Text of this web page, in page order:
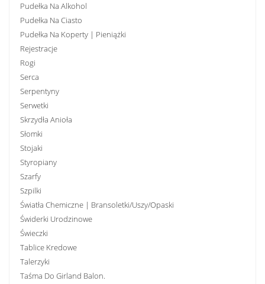
Pudełka Na Alkohol
Pudełka Na Ciasto
Pudełka Na Koperty | Pieniążki
Rejestracje
Rogi
Serca
Serpentyny
Serwetki
Skrzydła Anioła
Słomki
Stojaki
Styropiany
Szarfy
Szpilki
Światła Chemiczne | Bransoletki/uszy/opaski
Świderki Urodzinowe
Świeczki
Tablice Kredowe
Talerzyki
Taśma Do Girland Balon.